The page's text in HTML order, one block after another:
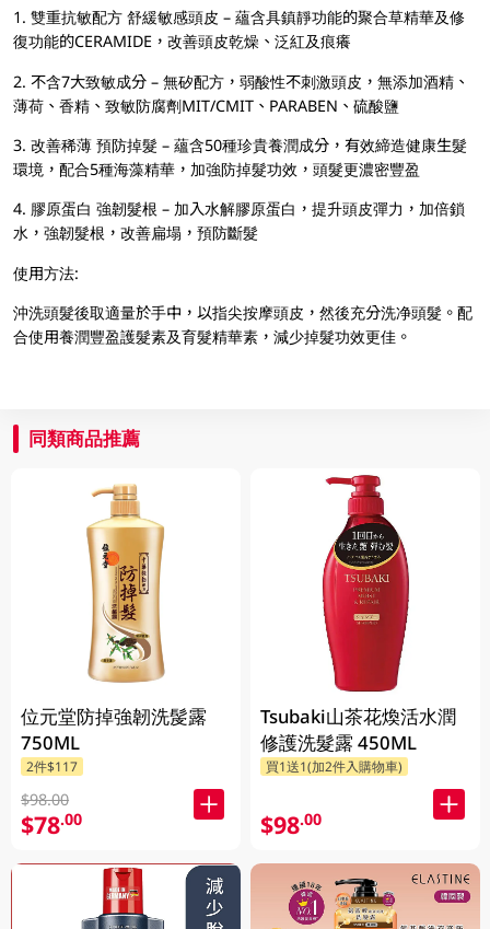
1. 雙重抗敏配方 舒緩敏感頭皮 – 蘊含具鎮靜功能的聚合草精華及修
復功能的CERAMIDE，改善頭皮乾燥、泛紅及痕癢
2. 不含7大致敏成分 – 無矽配方，弱酸性不刺激頭皮，無添加酒精、
薄荷、香精、致敏防腐劑MIT/CMIT、PARABEN、硫酸鹽
3. 改善稀薄 預防掉髮 – 蘊含50種珍貴養潤成分，有效締造健康生髮
環境，配合5種海藻精華，加強防掉髮功效，頭髮更濃密豐盈
4. 膠原蛋白 強韌髮根 – 加入水解膠原蛋白，提升頭皮彈力，加倍鎖
水，強韌髮根，改善扁塌，預防斷髮
使用方法:
沖洗頭髮後取適量於手中，以指尖按摩頭皮，然後充分洗净頭髮。配
合使用養潤豐盈護髮素及育髮精華素，減少掉髮功效更佳。
同類商品推薦
位元堂防掉強韌洗髲露
750ML
2件$117
$98.00
$78.00
Tsubaki山茶花煥活水潤
修護洗髮露 450ML
買1送1(加2件入購物車)
$98.00